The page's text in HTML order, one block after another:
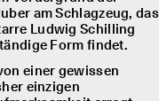
am Schlagzeug, das
Ludwig Schilling
Form findet.
einer gewissen
einzigen